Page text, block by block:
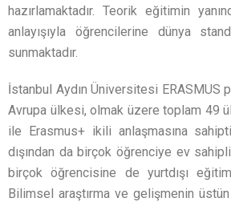
hazırlamaktadır. Teorik eğitimin
anlayışıyla öğrencilerine dünya
sunmaktadır.
İstanbul Aydın Üniversitesi ERASMUS
Avrupa ülkesi, olmak üzere toplam 49
ile Erasmus+ ikili anlaşmasına
dışından da birçok öğrenciye ev
birçok öğrencisine de yurtdışı eğitim
Bilimsel araştırma ve gelişmenin